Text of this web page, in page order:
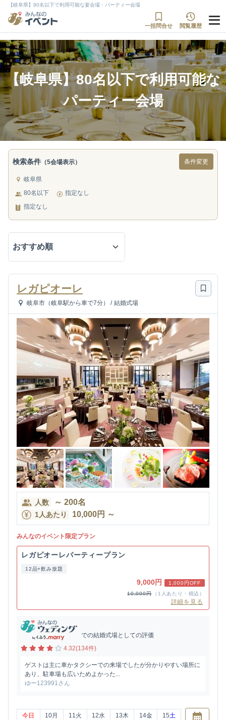
【岐阜県】80名以下で利用可能な宴会場・パーティー会場
一括問合せ 閲覧履歴
【岐阜県】80名以下で利用可能な
パーティー会場
検索条件 （5会場表示） 条件変更
岐阜県
80名以下
指定なし
指定なし
レガピオーレ
岐阜市（岐阜駅から車で7分） / 結婚式場
人数 ～ 200名
1人あたり 10,000円 ～
みんなのイベント限定プラン
レガピオーレパーティープラン
12品+飲み放題
9,000円
1,000円OFF
10,000円
（1人あたり・税込）
詳細を見る
での結婚式場としての評価
4.32(134件)
ゲストは主に車かタクシーでの来場でしたが分かりやすい場所に
あり、駐車場も広いためよかった...
ゆー123991さん
今日 10月 11火 12水 13木 14金 15土